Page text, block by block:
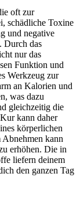
oft zur
schädliche Toxine
und negative
Durch das
nur das
Funktion und
Werkzeug zur
an Kalorien und
was dazu
gleichzeitig die
kann daher
körperlichen
Abnehmen kann
erhöhen. Die in
liefern deinem
den ganzen Tag